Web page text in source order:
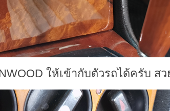
ให้เข้ากับตัวรถได้ครับ สว